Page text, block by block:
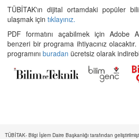
TÜBİTAK'ın dijital ortamdaki popüler
ulaşmak için tıklayınız.
PDF formatını açabilmek için Adobe
benzeri bir programa ihtiyacınız
programını buradan ücretsiz olarak
TÜBİTAK- Bilgi İşlem Daire Başkanlığı tarafından